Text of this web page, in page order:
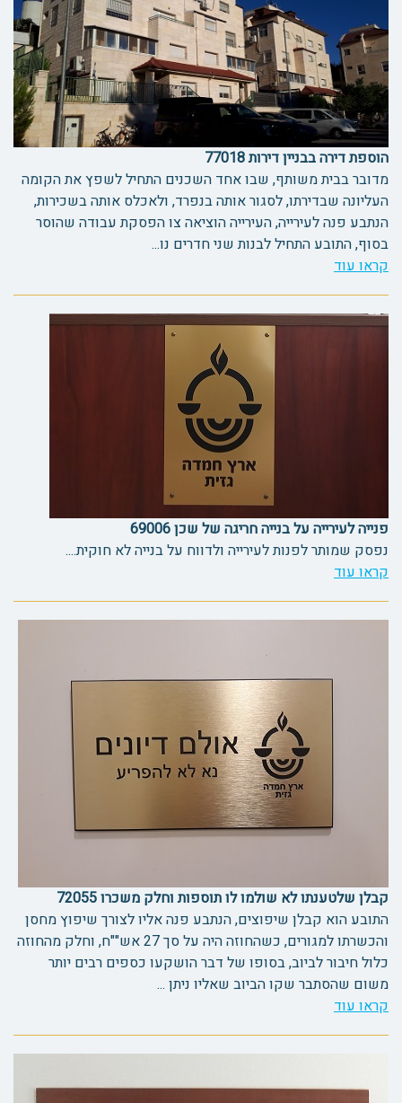
הוספת דירה בבניין דירות 77018
מדובר בבית משותף, שבו אחד השכנים התחיל לשפץ את הקומה
העליונה שבדירתו, לסגור אותה בנפרד, ולאכלס אותה בשכירות,
הנתבע פנה לעירייה, העירייה הוציאה צו הפסקת עבודה שהוסר
בסוף, התובע התחיל לבנות שני חדרים נו...
קראו עוד
פנייה לעירייה על בנייה חריגה של שכן 69006
נפסק שמותר לפנות לעירייה ולדווח על בנייה לא חוקית....
קראו עוד
קבלן שלטענתו לא שולמו לו תוספות וחלק משכרו 72055
התובע הוא קבלן שיפוצים, הנתבע פנה אליו לצורך שיפוץ מחסן
והכשרתו למגורים, כשהחוזה היה על סך 27 אש""ח, וחלק מהחוזה
כלול חיבור לביוב, בסופו של דבר הושקעו כספים רבים יותר
משום שהסתבר שקו הביוב שאליו ניתן ...
קראו עוד